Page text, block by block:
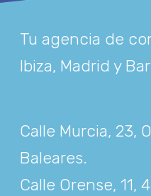
Tu agencia de
Ibiza, Madrid y
Calle Murcia, 23,
Baleares.
Calle Orense, 11,